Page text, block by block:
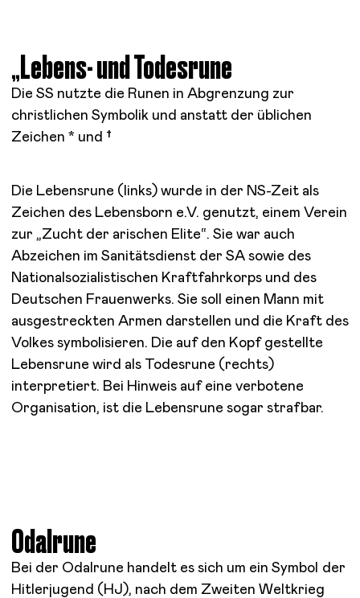
„Lebens- und Todesrune
Die SS nutzte die Runen in Abgrenzung zur
christlichen Symbolik und anstatt der üblichen
Zeichen * und †
Die Lebensrune (links) wurde in der NS-Zeit als
Zeichen des Lebensborn e.V. genutzt, einem Verein
zur „Zucht der arischen Elite“.Sie war auch
Abzeichen im Sanitätsdienst der SA sowie des
Nationalsozialistischen Kraftfahrkorps und des
Deutschen Frauenwerks. Sie soll einen Mann mit
ausgestreckten Armen darstellen und die Kraft des
Volkes symbolisieren. Die auf den Kopf gestellte
Lebensrune wird als Todesrune (rechts)
interpretiert. Bei Hinweis auf eine verbotene
Organisation, ist die Lebensrune sogar strafbar.
Odalrune
Bei der Odalrune handelt es sich um ein Symbol der
Hitlerjugend (HJ), nach dem Zweiten Weltkrieg